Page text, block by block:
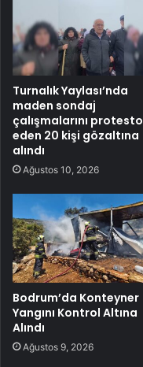
Turnalık Yaylası’nda
maden sondaj
çalışmalarını protesto
eden 20 kişi gözaltına
alındı
Ağustos 10, 2026
Bodrum’da Konteyner
Yangını Kontrol Altına
Alındı
Ağustos 9, 2026